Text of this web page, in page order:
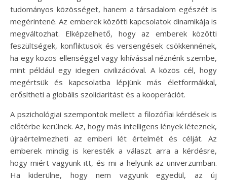
tudományos közösséget, hanem a társadalom egészét is
megérintené. Az emberek közötti kapcsolatok dinamikája is
megváltozhat. Elképzelhető, hogy az emberek közötti
feszültségek, konfliktusok és versengések csökkennének,
ha egy közös ellenséggel vagy kihívással néznénk szembe,
mint például egy idegen civilizációval. A közös cél, hogy
megértsük és kapcsolatba lépjünk más életformákkal,
erősítheti a globális szolidaritást és a kooperációt.
A pszichológiai szempontok mellett a filozófiai kérdések is
előtérbe kerülnek. Az, hogy más intelligens lények léteznek,
újraértelmezheti az emberi lét értelmét és célját. Az
emberek mindig is keresték a választ arra a kérdésre,
hogy miért vagyunk itt, és mi a helyünk az univerzumban.
Ha kiderülne, hogy nem vagyunk egyedül, az új